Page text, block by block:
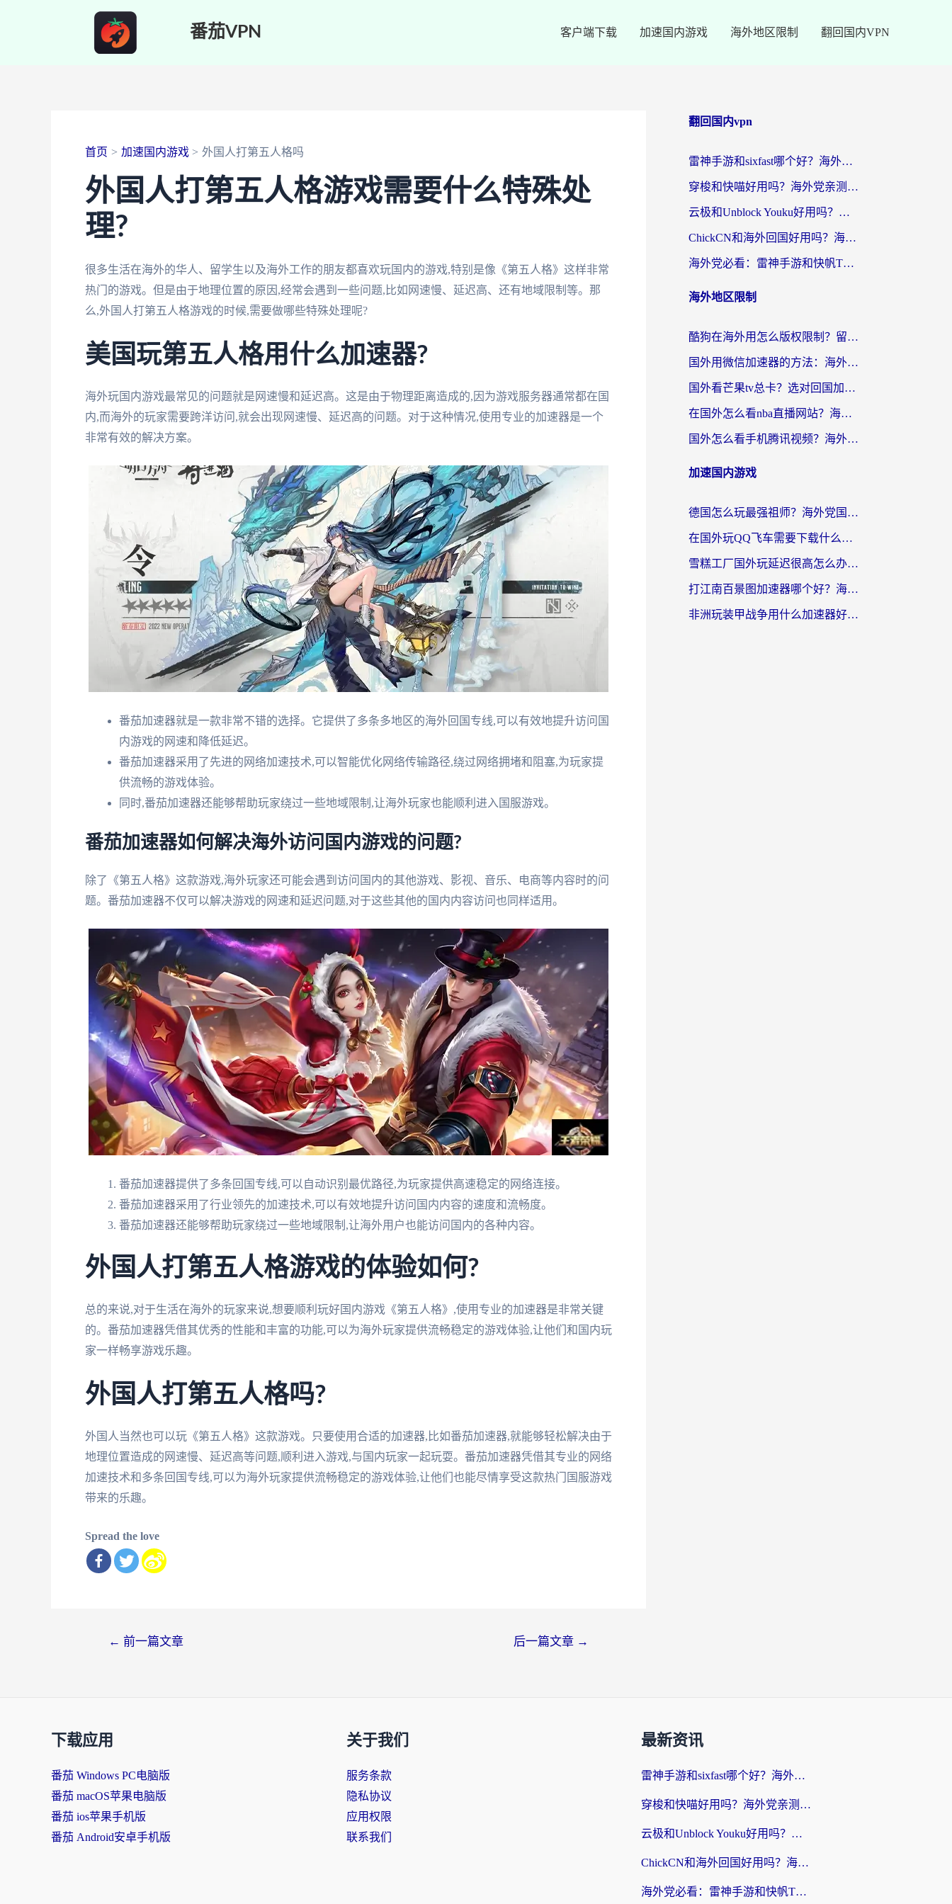
番茄VPN 客户端下载 加速国内游戏 海外地区限制 翻回国内VPN
首页 加速国内游戏 外国人打第五人格吗
外国人打第五人格游戏需要什么特殊处
理?
很多生活在海外的华人、留学生以及海外工作的朋友都喜欢玩国内的游戏,特别是像《第五人格》这样非常
热门的游戏。但是由于地理位置的原因,经常会遇到一些问题,比如网速慢、延迟高、还有地域限制等。那
么,外国人打第五人格游戏的时候,需要做哪些特殊处理呢?
美国玩第五人格用什么加速器?
海外玩国内游戏最常见的问题就是网速慢和延迟高。这是由于物理距离造成的,因为游戏服务器通常都在国
内,而海外的玩家需要跨洋访问,就会出现网速慢、延迟高的问题。对于这种情况,使用专业的加速器是一个
非常有效的解决方案。
番茄加速器就是一款非常不错的选择。它提供了多条多地区的海外回国专线,可以有效地提升访问国
内游戏的网速和降低延迟。
番茄加速器采用了先进的网络加速技术,可以智能优化网络传输路径,绕过网络拥堵和阻塞,为玩家提
供流畅的游戏体验。
同时,番茄加速器还能够帮助玩家绕过一些地域限制,让海外玩家也能顺利进入国服游戏。
番茄加速器如何解决海外访问国内游戏的问题?
除了《第五人格》这款游戏,海外玩家还可能会遇到访问国内的其他游戏、影视、音乐、电商等内容时的问
题。番茄加速器不仅可以解决游戏的网速和延迟问题,对于这些其他的国内内容访问也同样适用。
番茄加速器提供了多条回国专线,可以自动识别最优路径,为玩家提供高速稳定的网络连接。
番茄加速器采用了行业领先的加速技术,可以有效地提升访问国内内容的速度和流畅度。
番茄加速器还能够帮助玩家绕过一些地域限制,让海外用户也能访问国内的各种内容。
外国人打第五人格游戏的体验如何?
总的来说,对于生活在海外的玩家来说,想要顺利玩好国内游戏《第五人格》,使用专业的加速器是非常关键
的。番茄加速器凭借其优秀的性能和丰富的功能,可以为海外玩家提供流畅稳定的游戏体验,让他们和国内玩
家一样畅享游戏乐趣。
外国人打第五人格吗?
外国人当然也可以玩《第五人格》这款游戏。只要使用合适的加速器,比如番茄加速器,就能够轻松解决由于
地理位置造成的网速慢、延迟高等问题,顺利进入游戏,与国内玩家一起玩耍。番茄加速器凭借其专业的网络
加速技术和多条回国专线,可以为海外玩家提供流畅稳定的游戏体验,让他们也能尽情享受这款热门国服游戏
带来的乐趣。
Spread the love
← 前一篇文章 后一篇文章 →
翻回国内vpn
雷神手游和sixfast哪个好？海外党亲测3款回国加速器，教你选对不踩坑
穿梭和快喵好用吗？海外党亲测：小众加速器对比+番茄加速器深度体验
云极和Unblock Youku好用吗？海外党亲测+2026回国加速器避坑指南
ChickCN和海外回国好用吗？海外党2026亲测：从手游到影音，选对加速器的3个关键
海外党必看：雷神手游和快帆TV版好用吗？3步选对回国加速器不踩坑
海外地区限制
酷狗在海外用怎么版权限制？留学生亲测：3步解决听国内音乐难题
国外用微信加速器的方法：海外党无缝连接国内生活的实用指南
国外看芒果tv总卡？选对回国加速器，轻松追《浪姐》不费劲
在国外怎么看nba直播网站？海外党专属体育观赛指南，告别地区限制！
国外怎么看手机腾讯视频？海外党亲测有效的追剧加速器选择指南
加速国内游戏
德国怎么玩最强祖师？海外党国服游戏加速器选择全攻略（附宝可梦Online实测）
在国外玩QQ飞车需要下载什么加速器呢？海外党亲测有效的国服游戏加速指南
雪糕工厂国外玩延迟很高怎么办？海外玩家国服游戏加速终极攻略（附实测推荐）
打江南百景图加速器哪个好？海外党踩坑N次后，终于找到不卡的秘诀
非洲玩装甲战争用什么加速器好？海外党亲测有效的国服游戏加速方案
下载应用
番茄 Windows PC电脑版
番茄 macOS苹果电脑版
番茄 ios苹果手机版
番茄 Android安卓手机版
关于我们
服务条款
隐私协议
应用权限
联系我们
最新资讯
雷神手游和sixfast哪个好？海外党亲测3款回国加速器，教你选对不踩坑
穿梭和快喵好用吗？海外党亲测：小众加速器对比+番茄加速器深度体验
云极和Unblock Youku好用吗？海外党亲测+2026回国加速器避坑指南
ChickCN和海外回国好用吗？海外党2026亲测：从手游到影音，选对加速器的3个关键
海外党必看：雷神手游和快帆TV版好用吗？3步选对回国加速器不踩坑